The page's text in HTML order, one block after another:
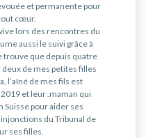
et permanente pour
cœur.
lors des rencontres du
aussi le suivi grâce à
trouve que depuis quatre
de mes petites filles
l’aîné de mes fils est
et leur .maman qui
Suisse pour aider ses
du Tribunal de
ses filles.